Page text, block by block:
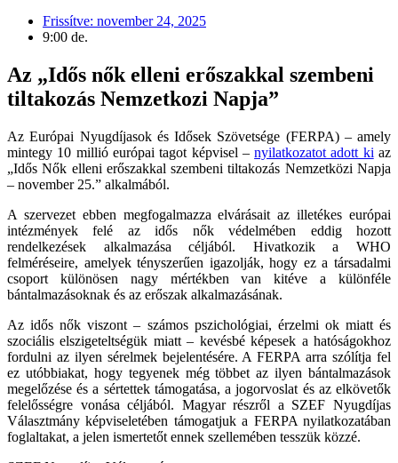
Frissítve: november 24, 2025
9:00 de.
Az „Idős nők elleni erőszakkal szembeni
tiltakozás Nemzetkozi Napja”
Az Európai Nyugdíjasok és Idősek Szövetsége (FERPA) – amely
mintegy 10 millió európai tagot képvisel –nyilatkozatot adott ki az
„Idős Nők elleni erőszakkal szembeni tiltakozás Nemzetközi Napja
– november 25.” alkalmából.
A szervezet ebben megfogalmazza elvárásait az illetékes európai
intézmények felé az idős nők védelmében eddig hozott
rendelkezések alkalmazása céljából. Hivatkozik a WHO
felméréseire, amelyek tényszerűen igazolják, hogy ez a társadalmi
csoport különösen nagy mértékben van kitéve a különféle
bántalmazásoknak és az erőszak alkalmazásának.
Az idős nők viszont – számos pszichológiai, érzelmi ok miatt és
szociális elszigeteltségük miatt – kevésbé képesek a hatóságokhoz
fordulni az ilyen sérelmek bejelentésére. A FERPA arra szólítja fel
ez utóbbiakat, hogy tegyenek még többet az ilyen bántalmazások
megelőzése és a sértettek támogatása, a jogorvoslat és az elkövetők
felelősségre vonása céljából. Magyar részről a SZEF Nyugdíjas
Választmány képviseletében támogatjuk a FERPA nyilatkozatában
foglaltakat, a jelen ismertetőt ennek szellemében tesszük közzé.